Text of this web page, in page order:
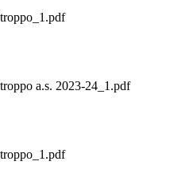
a.s. 2023-24_1.pdf